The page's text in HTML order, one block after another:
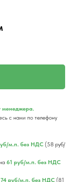
менеджера.
с нами по телефону
м.п. без НДС (58 руб/
61 руб/м.п. без НДС
74 руб/м.п. без НДС (81